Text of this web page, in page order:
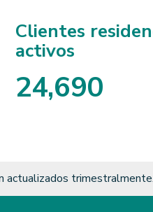
Clientes
activos
24,690
actualizados